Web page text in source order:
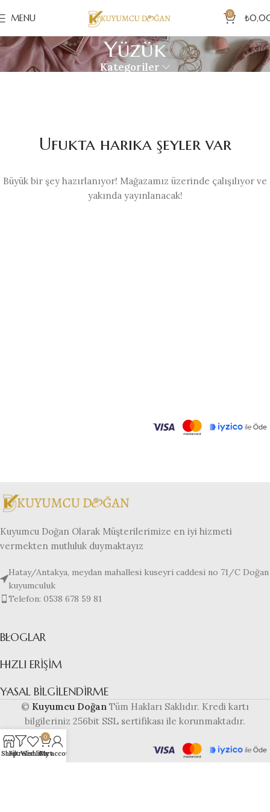
MENU 0 ₺
Yüzük
Kategoriler
Ufukta harika şeyler var
Büyük bir şey hazırlanıyor! Mağazamız üzerinde çalışılıyor ve
yakında yayınlanacak!
Kuyumcu Doğan Olarak Müşterilerimize en iyi hizmeti
vermekten mutluluk duymaktayız
Hatay/Antakya, meydan mahallesi kuseyri caddesi no 71/C Doğan
kuyumculuk
Telefon: 0538 678 59 81
BLOGLAR
HIZLI ERIŞIM
YASAL BILGILENDIRME
© Kuyumcu Doğan Tüm Hakları Saklıdır. Kredi kartı
bilgileriniz 256bit SSL sertifikası ile korunmaktadır.
ShopFiltrelerWishlist
0
Cart
My account